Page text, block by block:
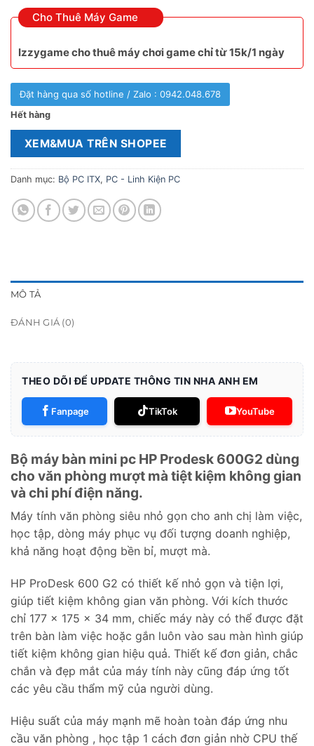
Cho Thuê Máy Game
Izzygame cho thuê máy chơi game chỉ từ 15k/1 ngày
Đặt hàng qua số hotline / Zalo : 0942.048.678
Hết hàng
XEM&MUA TRÊN SHOPEE
Danh mục: Bộ PC ITX, PC - Linh Kiện PC
MÔ TẢ
ĐÁNH GIÁ (0)
THEO DÕI ĐỂ UPDATE THÔNG TIN NHA ANH EM
Fanpage TikTok YouTube
Bộ máy bàn mini pc HP Prodesk 600G2 dùng
cho văn phòng mượt mà tiệt kiệm không gian
và chi phí điện năng.
Máy tính văn phòng siêu nhỏ gọn cho anh chị làm việc,
học tập, dòng máy phục vụ đối tượng doanh nghiệp,
khả năng hoạt động bền bỉ, mượt mà.
HP ProDesk 600 G2 có thiết kế nhỏ gọn và tiện lợi,
giúp tiết kiệm không gian văn phòng. Với kích thước
chỉ 177 x 175 x 34 mm, chiếc máy này có thể được đặt
trên bàn làm việc hoặc gắn luôn vào sau màn hình giúp
tiết kiệm không gian hiệu quả. Thiết kế đơn giản, chắc
chắn và đẹp mắt của máy tính này cũng đáp ứng tốt
các yêu cầu thẩm mỹ của người dùng.
Hiệu suất của máy mạnh mẽ hoàn toàn đáp ứng nhu
cầu văn phòng , học tập 1 cách đơn giản nhờ CPU thế